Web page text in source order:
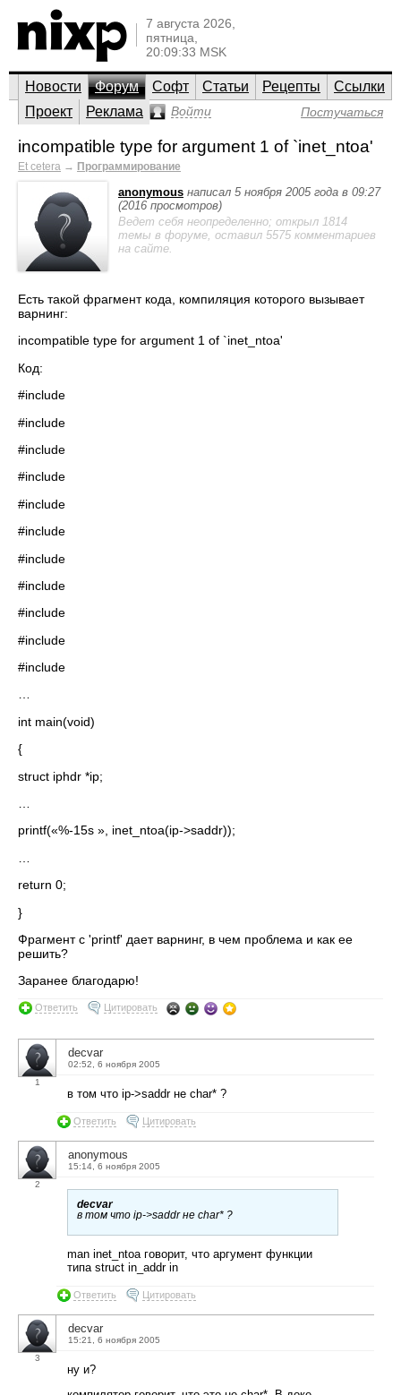
7 августа 2026,
пятница,
20:09:33 MSK
Новости Форум Софт Статьи Рецепты
Ссылки
Проект
Реклама Войти Постучаться
incompatible type for argument 1 of `inet_ntoa'
Et cetera → Программирование
anonymous написал 5 ноября 2005 года в 09:27
(2016 просмотров)
Ведет себя неопределенно; открыл 1814
темы в форуме, оставил 5575 комментариев
на сайте.
Есть такой фрагмент кода, компиляция которого вызывает
варнинг:
incompatible type for argument 1 of `inet_ntoa'
Код:
#include
#include
#include
#include
#include
#include
#include
#include
#include
#include
#include
…
int main(void)
{
struct iphdr *ip;
printf(«%-15s », inet_ntoa(ip->saddr));
return 0;
}
Фрагмент с 'printf' дает варнинг, в чем проблема и как ее
решить?
Заранее благодарю!
Ответить Цитировать
1
decvar
02:52, 6 ноября 2005
в том что ip->saddr не char* ?
Ответить Цитировать
2
anonymous
15:14, 6 ноября 2005
decvar
в том что ip->saddr не char* ?
man inet_ntoa говорит, что аргумент функции
типа struct in_addr in
Ответить Цитировать
3
decvar
15:21, 6 ноября 2005
ну и?